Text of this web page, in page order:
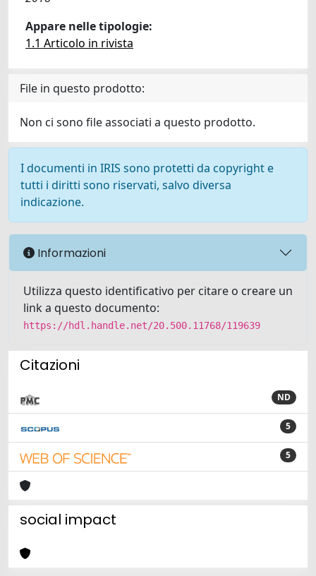
Appare nelle tipologie:
1.1 Articolo in rivista
File in questo prodotto:
Non ci sono file associati a questo prodotto.
I documenti in IRIS sono protetti da copyright e
tutti i diritti sono riservati, salvo diversa
indicazione.
Informazioni
Utilizza questo identificativo per citare o creare un
link a questo documento:
https://hdl.handle.net/20.500.11768/119639
Citazioni
ND
5
5
social impact